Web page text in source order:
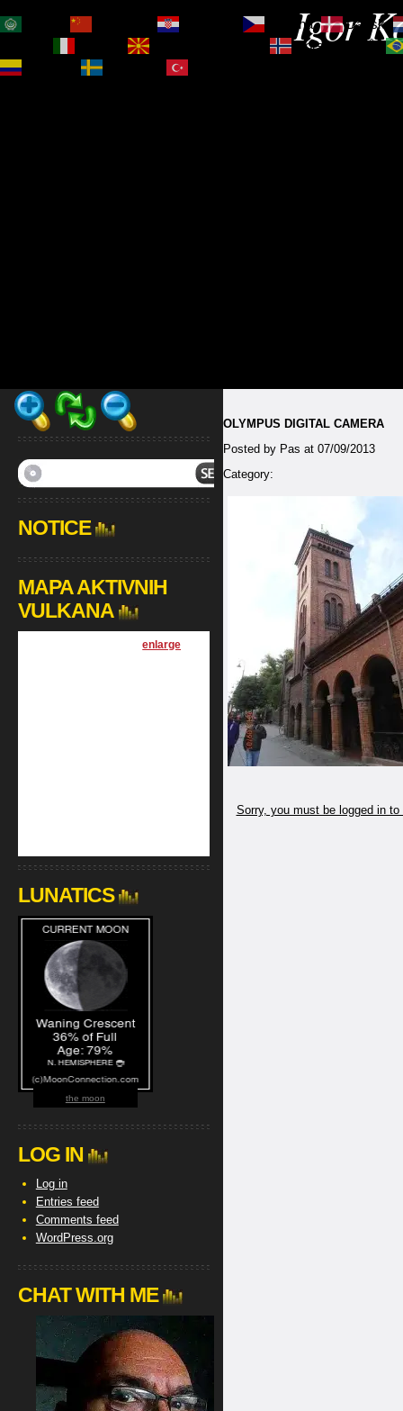
Igor
OLYMPUS DIGITAL CAMERA
Posted by Pas at 07/09/2013
Category:
Sorry, you must be logged in
NOTICE
MAPA AKTIVNIH
VULKANA
[enlarge
LUNATICS
the moon
LOG IN
Log in
Entries feed
Comments feed
WordPress.org
CHAT WITH ME
Čeština‎
Dansk
Norsk bokmål